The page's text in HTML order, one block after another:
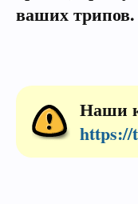
ваших трипов.
Наши